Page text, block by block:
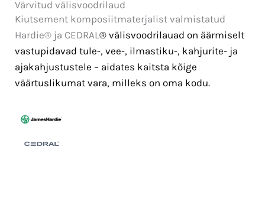
Värvitud välisvoodrilaud​
Kiutsement komposiitmaterjalist valmistatud
Hardie® ja CEDRAL® välisvoodrilauad on äärmiselt
vastupidavad tule-, vee-, ilmastiku-, kahjurite- ja
ajakahjustustele – aidates kaitsta kõige
väärtuslikumat vara, milleks on oma kodu.